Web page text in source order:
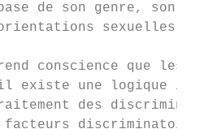
de son genre, son
sexuelles
conscience que
existe une logique
des
facteurs